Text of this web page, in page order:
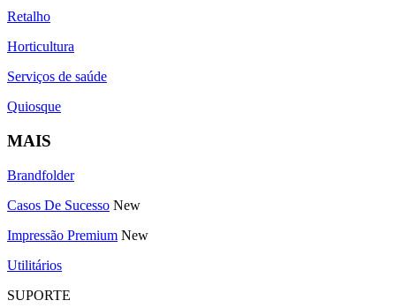
Retalho
Horticultura
Serviços de saúde
Quiosque
MAIS
Brandfolder
Casos De Sucesso New
Impressão Premium New
Utilitários
SUPORTE